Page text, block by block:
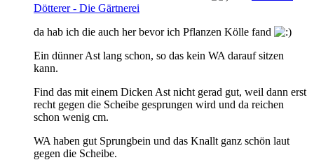
Dötterer - Die Gärtnerei
da hab ich die auch her bevor ich Pflanzen Kölle fand
Ein dünner Ast lang schon, so das kein WA darauf sitzen
kann.
Find das mit einem Dicken Ast nicht gerad gut, weil dann erst
recht gegen die Scheibe gesprungen wird und da reichen
schon wenig cm.
WA haben gut Sprungbein und das Knallt ganz schön laut
gegen die Scheibe.